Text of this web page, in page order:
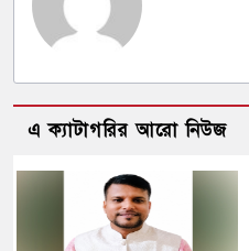
এ ক্যাটাগরির আরো নিউজ